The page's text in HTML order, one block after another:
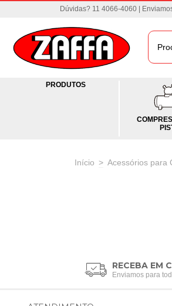
Dúvidas? 11 4066-4060 |
PRODUTOS
Início > Acessórios para
RECEBA EM
Enviamos para